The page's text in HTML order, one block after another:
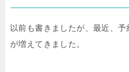
以前も書きましたが、最近、
が増えてきました。